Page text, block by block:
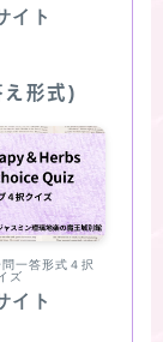
イト
え形式)
一答形式４択
ズ
イト